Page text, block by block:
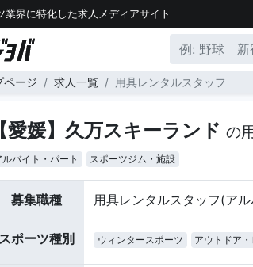
業界に特化した求人メディアサイト
ページ 求人一覧 用具レンタルスタッフ
【愛媛】久万スキーランド の
ルバイト・パート スポーツジム・施設
募集職種 用具レンタルスタッフ(ア
スポーツ種別 ウィンタースポーツ アウトドア